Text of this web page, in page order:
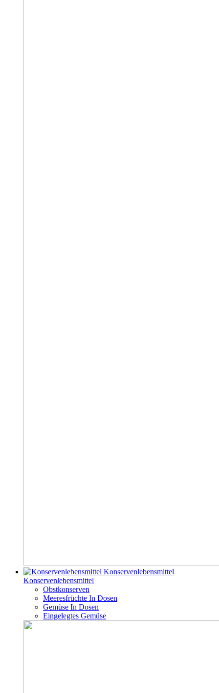
Konservenlebensmittel
Konservenlebensmittel
Obstkonserven
Meeresfrüchte In Dosen
Gemüse In Dosen
Eingelegtes Gemüse